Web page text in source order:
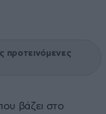
προτεινόμενες
βάζει στο